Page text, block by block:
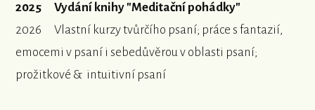
2025 Vydání knihy "Meditační pohádky"
2026 Vlastní kurzy tvůrčího psaní; práce s fantazií,
emocemi v psaní i sebedůvěrou v oblasti psaní;
prožitkové & intuitivní psaní